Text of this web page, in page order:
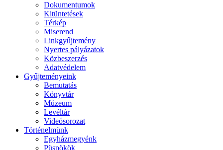
Dokumentumok
Kitüntetések
Térkép
Miserend
Linkgyűjtemény
Nyertes pályázatok
Közbeszerzés
Adatvédelem
Gyűjteményeink
Bemutatás
Könyvtár
Múzeum
Levéltár
Videósorozat
Történelmünk
Egyházmegyénk
Püspökök